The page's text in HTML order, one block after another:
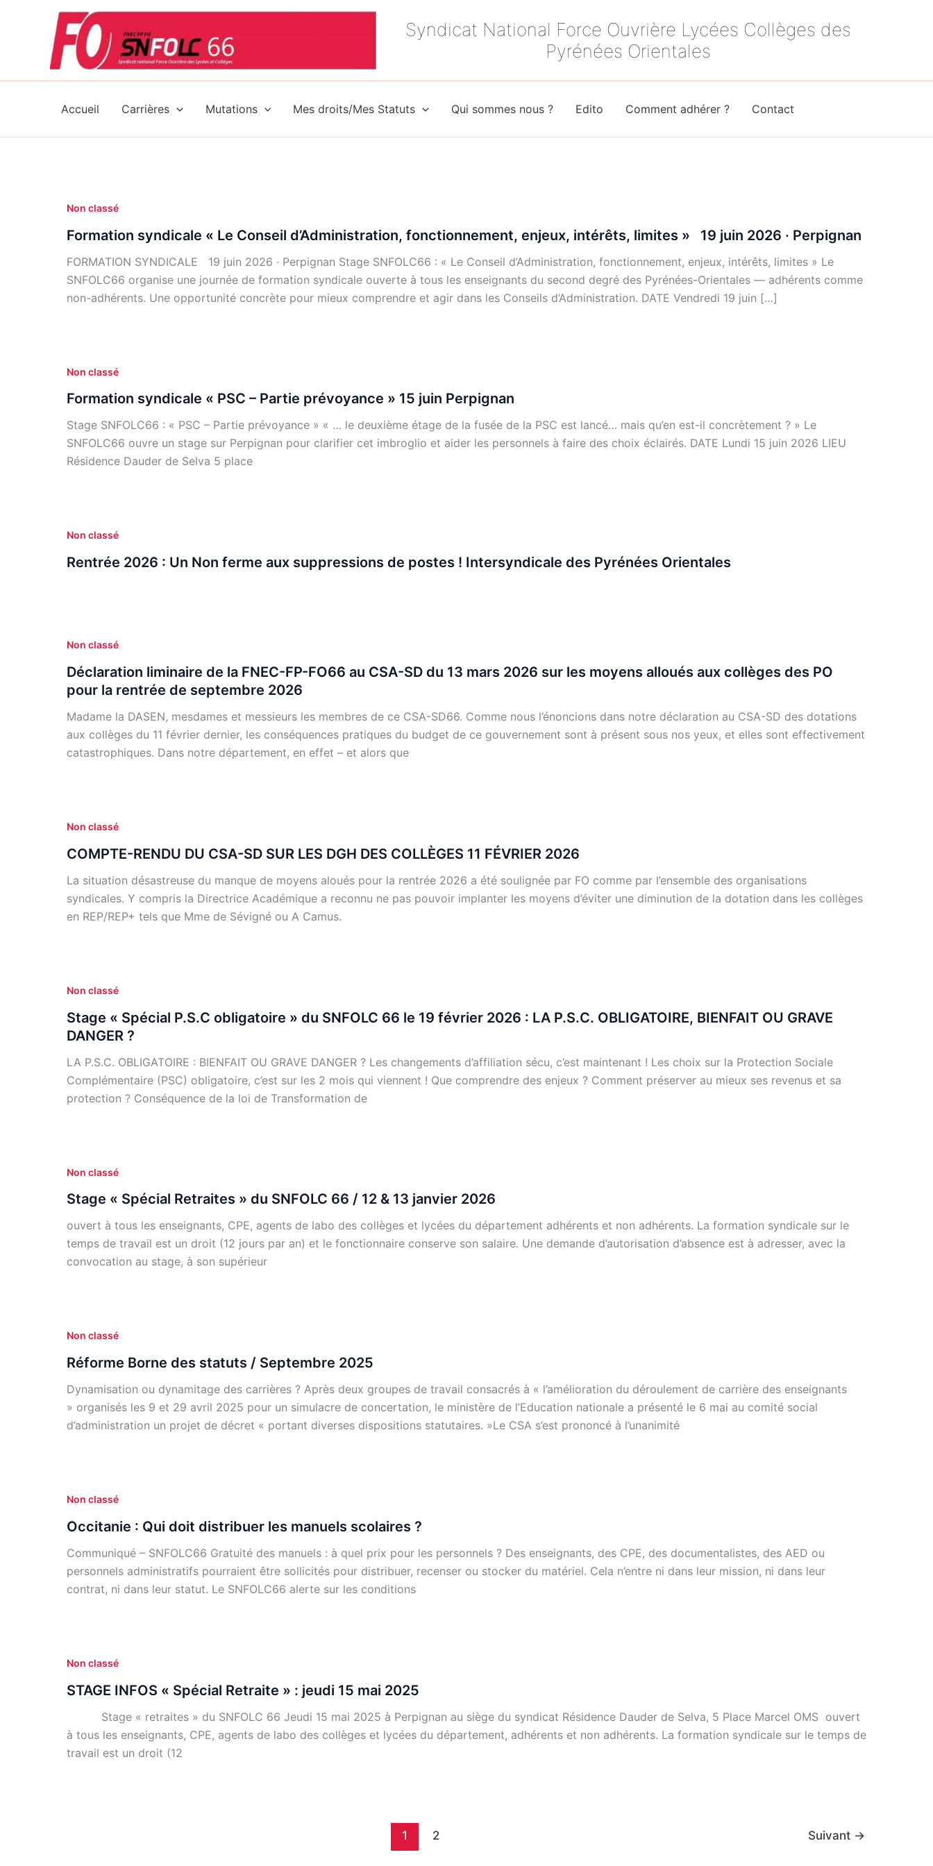
Syndicat National Force Ouvrière Lycées Collèges des
Pyrénées Orientales
Accueil Carrières Mutations Mes droits/Mes Statuts Qui sommes nous ? Edito Comment adhérer ? Contact
Non classé
Formation syndicale « Le Conseil d’Administration, fonctionnement, enjeux, intérêts, limites » 19 juin 2026 · Perpignan
FORMATION SYNDICALE 19 juin 2026 · Perpignan Stage SNFOLC66 : « Le Conseil d’Administration, fonctionnement, enjeux, intérêts, limites » Le
SNFOLC66 organise une journée de formation syndicale ouverte à tous les enseignants du second degré des Pyrénées-Orientales — adhérents comme
non-adhérents. Une opportunité concrète pour mieux comprendre et agir dans les Conseils d’Administration. DATE Vendredi 19 juin […]
Non classé
Formation syndicale « PSC – Partie prévoyance » 15 juin Perpignan
Stage SNFOLC66 : « PSC – Partie prévoyance » « … le deuxième étage de la fusée de la PSC est lancé… mais qu’en est-il concrètement ? » Le
SNFOLC66 ouvre un stage sur Perpignan pour clarifier cet imbroglio et aider les personnels à faire des choix éclairés. DATE Lundi 15 juin 2026 LIEU
Résidence Dauder de Selva 5 place
Non classé
Rentrée 2026 : Un Non ferme aux suppressions de postes ! Intersyndicale des Pyrénées Orientales
Non classé
Déclaration liminaire de la FNEC-FP-FO66 au CSA-SD du 13 mars 2026 sur les moyens alloués aux collèges des PO
pour la rentrée de septembre 2026
Madame la DASEN, mesdames et messieurs les membres de ce CSA-SD66. Comme nous l’énoncions dans notre déclaration au CSA-SD des dotations
aux collèges du 11 février dernier, les conséquences pratiques du budget de ce gouvernement sont à présent sous nos yeux, et elles sont effectivement
catastrophiques. Dans notre département, en effet – et alors que
Non classé
COMPTE-RENDU DU CSA-SD SUR LES DGH DES COLLÈGES 11 FÉVRIER 2026
La situation désastreuse du manque de moyens aloués pour la rentrée 2026 a été soulignée par FO comme par l’ensemble des organisations
syndicales. Y compris la Directrice Académique a reconnu ne pas pouvoir implanter les moyens d’éviter une diminution de la dotation dans les collèges
en REP/REP+ tels que Mme de Sévigné ou A Camus.
Non classé
Stage « Spécial P.S.C obligatoire » du SNFOLC 66 le 19 février 2026 : LA P.S.C. OBLIGATOIRE, BIENFAIT OU GRAVE
DANGER ?
LA P.S.C. OBLIGATOIRE : BIENFAIT OU GRAVE DANGER ? Les changements d’affiliation sécu, c’est maintenant ! Les choix sur la Protection Sociale
Complémentaire (PSC) obligatoire, c’est sur les 2 mois qui viennent ! Que comprendre des enjeux ? Comment préserver au mieux ses revenus et sa
protection ? Conséquence de la loi de Transformation de
Non classé
Stage « Spécial Retraites » du SNFOLC 66 / 12 & 13 janvier 2026
ouvert à tous les enseignants, CPE, agents de labo des collèges et lycées du département adhérents et non adhérents. La formation syndicale sur le
temps de travail est un droit (12 jours par an) et le fonctionnaire conserve son salaire. Une demande d’autorisation d’absence est à adresser, avec la
convocation au stage, à son supérieur
Non classé
Réforme Borne des statuts / Septembre 2025
Dynamisation ou dynamitage des carrières ? Après deux groupes de travail consacrés à « l’amélioration du déroulement de carrière des enseignants
» organisés les 9 et 29 avril 2025 pour un simulacre de concertation, le ministère de l’Education nationale a présenté le 6 mai au comité social
d’administration un projet de décret « portant diverses dispositions statutaires. »Le CSA s’est prononcé à l’unanimité
Non classé
Occitanie : Qui doit distribuer les manuels scolaires ?
Communiqué – SNFOLC66 Gratuité des manuels : à quel prix pour les personnels ? Des enseignants, des CPE, des documentalistes, des AED ou
personnels administratifs pourraient être sollicités pour distribuer, recenser ou stocker du matériel. Cela n’entre ni dans leur mission, ni dans leur
contrat, ni dans leur statut. Le SNFOLC66 alerte sur les conditions
Non classé
STAGE INFOS « Spécial Retraite » : jeudi 15 mai 2025
Stage « retraites » du SNFOLC 66 Jeudi 15 mai 2025 à Perpignan au siège du syndicat Résidence Dauder de Selva, 5 Place Marcel OMS ouvert
à tous les enseignants, CPE, agents de labo des collèges et lycées du département, adhérents et non adhérents. La formation syndicale sur le temps de
travail est un droit (12
1 2 Suivant →